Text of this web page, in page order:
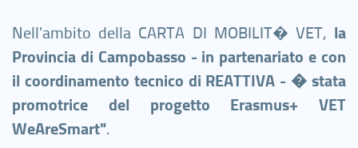
Nell'ambito della CARTA DI MOBILIT� VET, la
Provincia di Campobasso - in partenariato e con
il coordinamento tecnico di REATTIVA - � stata
promotrice del progetto Erasmus+ VET
WeAreSmart".